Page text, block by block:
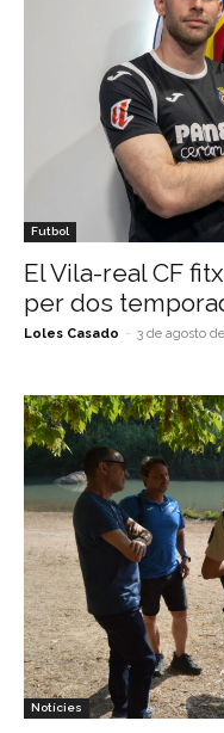
Futbol
El Vila-real CF
per dos
Loles Casado - 3 de agosto
Notícies